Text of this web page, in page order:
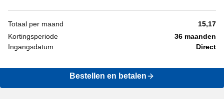
De beste woord- en cijferpuzzels in één handige app, met
Gratis 300.000 luisterboeken, podcasts en e-books
Geniet 1 jaar lang van luisterboeken, podcasts en e-books in deze
U leest meer dan 15 tijdschriften 1 jaar lang gratis via de Lezerij-
Totaal per maand
15,17
Kortingsperiode
36 maanden
Ingangsdatum
Direct
Bestellen en betalen